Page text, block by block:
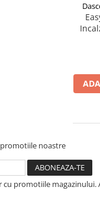
noastre
cu promotiile magazinului.